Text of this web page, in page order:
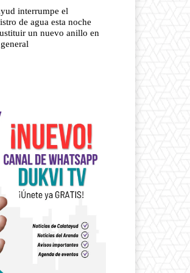
interrumpe el
de agua esta noche
un nuevo anillo en